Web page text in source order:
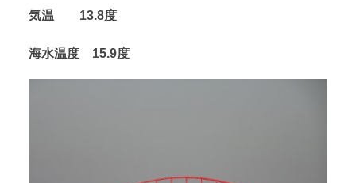
気温 13.8度
海水温度 15.9度